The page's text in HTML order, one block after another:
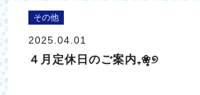
その他
2025.04.01
４月定休日のご案内₊❀̥୭